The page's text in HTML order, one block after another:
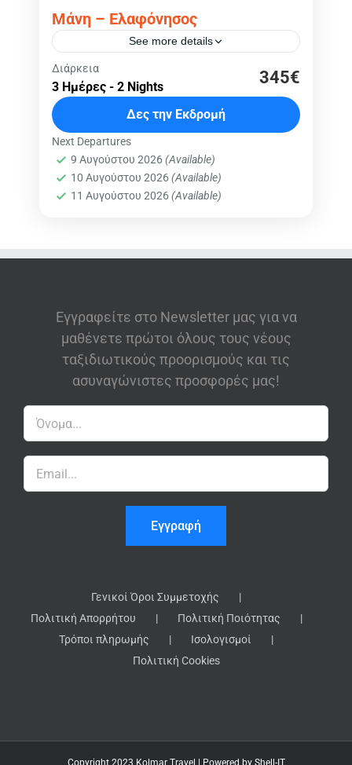
Μάνη – Ελαφόνησος
See more details
Ελλάδα Λιμένι
Ελαφόνησος
Διάρκεια
3 Ημέρες - 2 Nights 345€
Δες την Εκδρομή
Next Departures
9 Αυγούστου 2026(Available)
10 Αυγούστου 2026(Available)
11 Αυγούστου 2026(Available)
Εγγραφείτε στο Newsletter μας για να
μαθένετε πρώτοι όλους τους νέους
ταξιδιωτικούς προορισμούς και τις
ασυναγώνιστες προσφορές μας!
Γενικοί Όροι Συμμετοχής
Πολιτική Απορρήτου
Πολιτική Ποιότητας
Τρόποι πληρωμής
Ισολογισμοί
Πολιτική Cookies
Copyright 2023 Kolmar Travel | Powered by Shell-IT